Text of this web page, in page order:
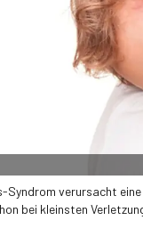
Syndrom verursacht
bei kleinsten